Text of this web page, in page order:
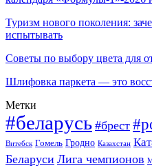
Туризм нового поколения:
испытывать
Советы по выбору цвета для
Шлифовка паркета — это
Метки
#беларусь #брест
Витебск Гомель Гродно Казахстан
Беларуси Лига чемпионов